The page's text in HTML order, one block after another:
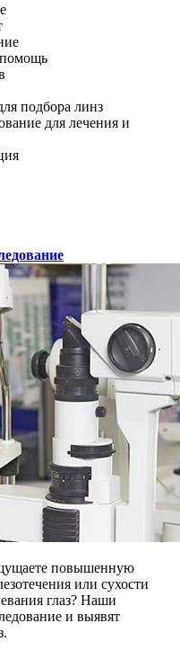
помощь
подбора линз
для лечения и
повышенную
или сухости
глаз? Наши
и выявят